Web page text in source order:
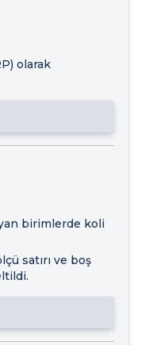
olarak
birimlerde koli
satırı ve boş